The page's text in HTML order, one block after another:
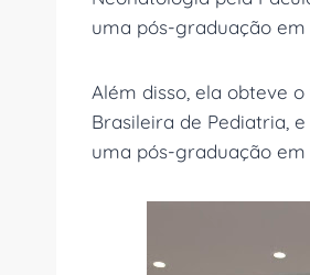
uma pós-graduação
Além disso, ela obteve
Brasileira de Pediatria,
uma pós-graduação